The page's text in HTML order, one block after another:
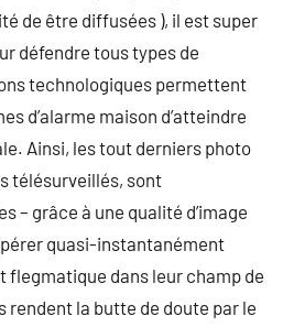
de être diffusées ), il est super
défendre tous types de
technologiques permettent
d’alarme maison d’atteindre
Ainsi, les tout derniers photo
télésurveillés, sont
– grâce à une qualité d’image
quasi-instantanément
flegmatique dans leur champ de
rendent la butte de doute par le